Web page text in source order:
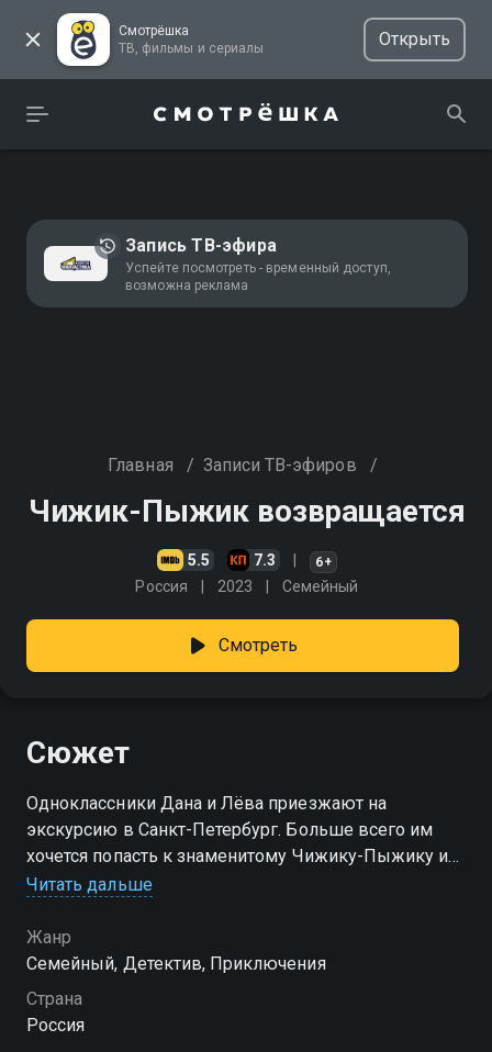
Смотрёшка
ТВ, фильмы и сериалы
Открыть
Запись ТВ-эфира
Успейте посмотреть - временный доступ,
возможна реклама
Главная / Записи ТВ-эфиров /
Чижик-Пыжик возвращается
5.5 7.3 6+
Россия 2023 Cемейный
Смотреть
Сюжет
Одноклассники Дана и Лёва приезжают на
экскурсию в Санкт-Петербург. Больше всего им
хочется попасть к знаменитому Чижику-Пыжику и
загадать желания. Вот только по пути к памятнику
Читать дальше
Жанр
Cемейный, Детектив, Приключения
Страна
Россия